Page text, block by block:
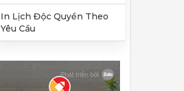
In Lịch Độc Quyền Theo
Yêu Cầu